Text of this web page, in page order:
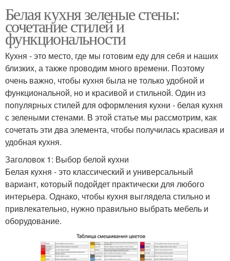
Белая кухня зеленые стены:
сочетание стилей и
функциональности
Кухня - это место, где мы готовим еду для себя и наших
близких, а также проводим много времени. Поэтому
очень важно, чтобы кухня была не только удобной и
функциональной, но и красивой и стильной. Один из
популярных стилей для оформления кухни - белая кухня
с зелеными стенами. В этой статье мы рассмотрим, как
сочетать эти два элемента, чтобы получилась красивая и
удобная кухня.
Заголовок 1: Выбор белой кухни
Белая кухня - это классический и универсальный
вариант, который подойдет практически для любого
интерьера. Однако, чтобы кухня выглядела стильно и
привлекательно, нужно правильно выбрать мебель и
оборудование.